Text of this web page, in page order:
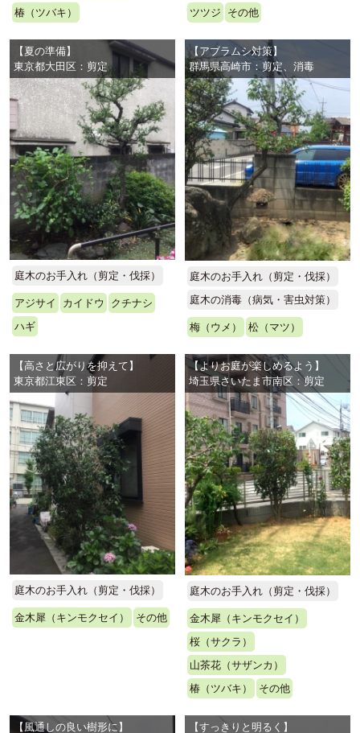
椿（ツバキ）
ツツジ その他
【夏の準備】
東京都大田区：剪定
庭木のお手入れ（剪定・伐採）
アジサイ カイドウ
クチナシ
ハギ
【アブラムシ対策】
群馬県高崎市：剪定、消毒
庭木のお手入れ（剪定・伐採）
庭木の消毒（病気・害虫対策）
梅（ウメ） 松（マツ）
【高さと広がりを抑えて】
東京都江東区：剪定
庭木のお手入れ（剪定・伐採）
金木犀（キンモクセイ） その他
【よりお庭が楽しめるよう】
埼玉県さいたま市南区：剪定
庭木のお手入れ（剪定・伐採）
金木犀（キンモクセイ）
桜（サクラ）
山茶花（サザンカ）
椿（ツバキ）
その他
【風通しの良い樹形に】 【すっきりと明るく】